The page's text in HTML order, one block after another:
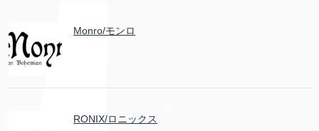
Monro/モンロ
RONIX/ロニックス